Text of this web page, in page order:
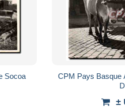
Socoa
CPM Pays Basque
±